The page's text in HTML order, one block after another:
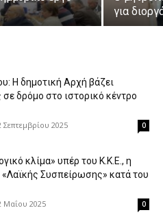
για
Η δημοτική Αρχή βάζει
δρόμο στο ιστορικό κέντρο
Σεπτεμβρίου 2025 0
κλίμα» υπέρ του Κ.Κ.Ε., η
«Λαϊκής Συσπείρωσης» κατά του
Μαΐου 2025 0